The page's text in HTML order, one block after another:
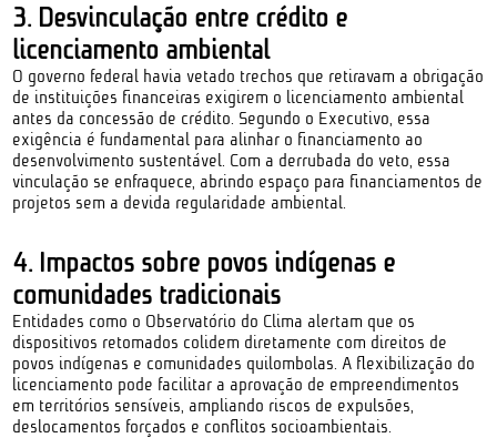
3. Desvinculação entre crédito e
licenciamento ambiental
O governo federal havia vetado trechos que retiravam a obrigação
de instituições financeiras exigirem o licenciamento ambiental
antes da concessão de crédito. Segundo o Executivo, essa
exigência é fundamental para alinhar o financiamento ao
desenvolvimento sustentável. Com a derrubada do veto, essa
vinculação se enfraquece, abrindo espaço para financiamentos de
projetos sem a devida regularidade ambiental.
4. Impactos sobre povos indígenas e
comunidades tradicionais
Entidades como o Observatório do Clima alertam que os
dispositivos retomados colidem diretamente com direitos de
povos indígenas e comunidades quilombolas. A flexibilização do
licenciamento pode facilitar a aprovação de empreendimentos
em territórios sensíveis, ampliando riscos de expulsões,
deslocamentos forçados e conflitos socioambientais.